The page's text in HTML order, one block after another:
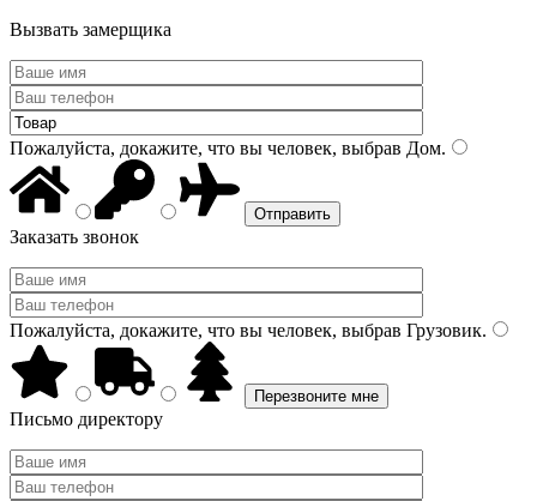
Вызвать замерщика
Пожалуйста, докажите, что вы человек, выбрав Дом.
Заказать звонок
Пожалуйста, докажите, что вы человек, выбрав Грузовик.
Письмо директору